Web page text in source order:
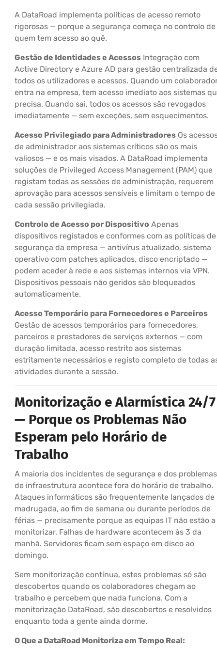
A DataRoad implementa políticas de acesso remoto
rigorosas — porque a segurança começa no controlo de
quem tem acesso ao quê.
Gestão de Identidades e Acessos Integração com
Active Directory e Azure AD para gestão centralizada
todos os utilizadores e acessos. Quando um
entra na empresa, tem acesso imediato aos sistemas
precisa. Quando sai, todos os acessos são revogados
imediatamente — sem exceções, sem esquecimentos.
Acesso Privilegiado para Administradores Os
de administrador aos sistemas críticos são os mais
valiosos — e os mais visados. A DataRoad implementa
soluções de Privileged Access Management (PAM) que
registam todas as sessões de administração, requerem
aprovação para acessos sensíveis e limitam o tempo de
cada sessão privilegiada.
Controlo de Acesso por Dispositivo Apenas
dispositivos registados e conformes com as políticas de
segurança da empresa — antivírus atualizado, sistema
operativo com patches aplicados, disco encriptado —
podem aceder à rede e aos sistemas internos via VPN.
Dispositivos pessoais não geridos são bloqueados
automaticamente.
Acesso Temporário para Fornecedores e Parceiros
Gestão de acessos temporários para fornecedores,
parceiros e prestadores de serviços externos — com
duração limitada, acesso restrito aos sistemas
estritamente necessários e registo completo de todas
atividades durante a sessão.
Monitorização e Alarmística 24/7
— Porque os Problemas Não
Esperam pelo Horário de
Trabalho
A maioria dos incidentes de segurança e dos problemas
de infraestrutura acontece fora do horário de trabalho.
Ataques informáticos são frequentemente lançados de
madrugada, ao fim de semana ou durante períodos de
férias — precisamente porque as equipas IT não estão a
monitorizar. Falhas de hardware acontecem às 3 da
manhã. Servidores ficam sem espaço em disco ao
domingo.
Sem monitorização contínua, estes problemas só são
descobertos quando os colaboradores chegam ao
trabalho e percebem que nada funciona. Com a
monitorização DataRoad, são descobertos e resolvidos
enquanto toda a gente ainda dorme.
O Que a DataRoad Monitoriza em Tempo Real: